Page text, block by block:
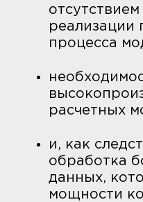
реализации
процесса
расчетных
и, как
обработка
данных,
мощности